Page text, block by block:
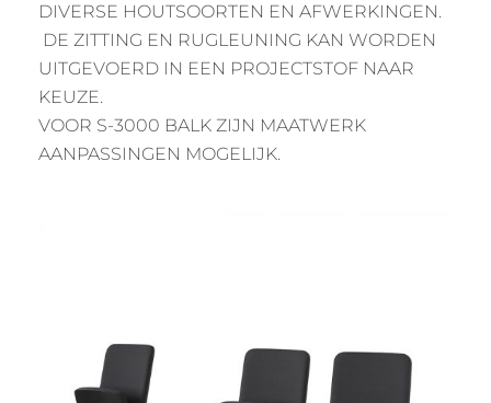
DIVERSE HOUTSOORTEN EN AFWERKINGEN.
DE ZITTING EN RUGLEUNING KAN WORDEN
UITGEVOERD IN EEN PROJECTSTOF NAAR
KEUZE.
VOOR S-3000 BALK ZIJN MAATWERK
AANPASSINGEN MOGELIJK.